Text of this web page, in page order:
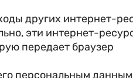
других интернет-
эти интернет-
передает браузер
персональным